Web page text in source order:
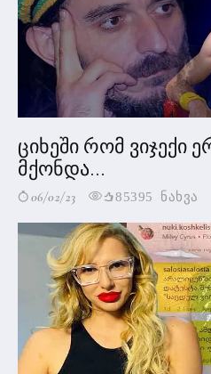
ციხეში რომ ვიჯექი
მქონდა...
06/02/23 85395 ნახვა